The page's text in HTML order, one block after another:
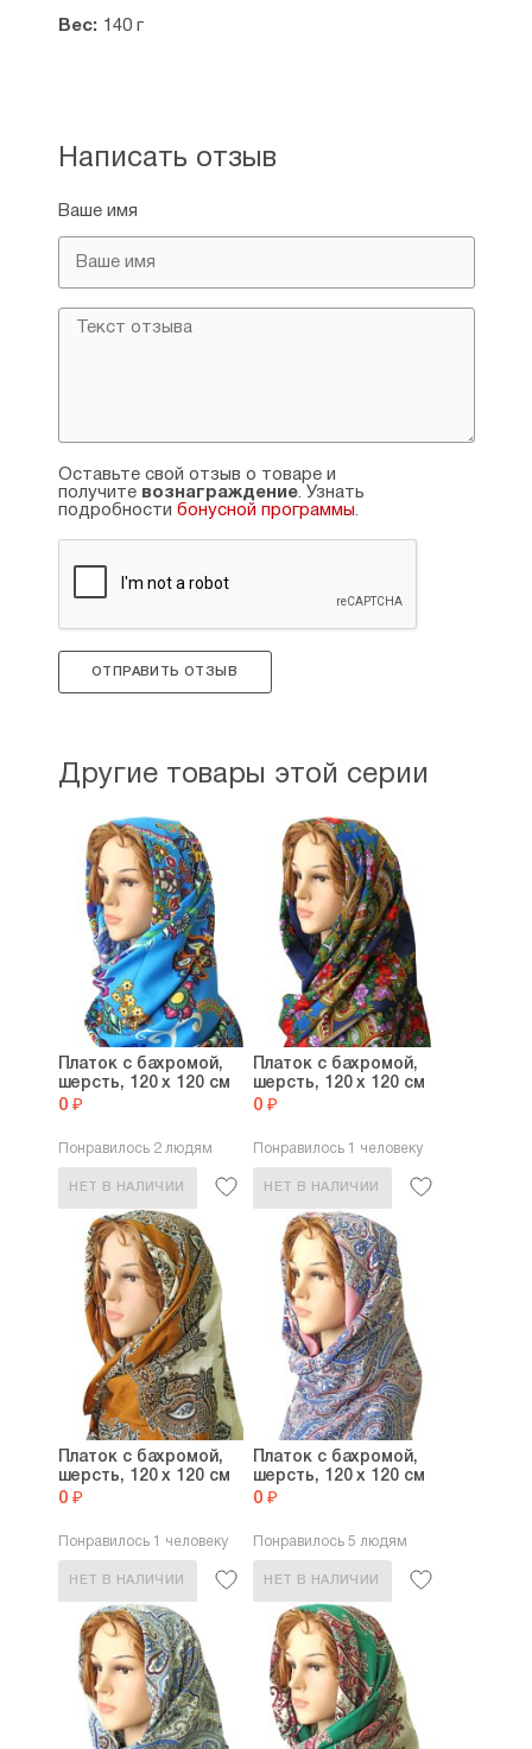
Вес: 140 г
Написать отзыв
Ваше имя
Оставьте свой отзыв о товаре и
получите вознаграждение. Узнать
подробности бонусной программы.
ОТПРАВИТЬ ОТЗЫВ
Другие товары этой серии
Платок с бахромой,
шерсть, 120 х 120 см
0 ₽
Понравилось 2 людям
НЕТ В НАЛИЧИИ
Платок с бахромой,
шерсть, 120 х 120 см
0 ₽
Понравилось 1 человеку
НЕТ В НАЛИЧИИ
Платок с бахромой,
шерсть, 120 х 120 см
0 ₽
Понравилось 1 человеку
НЕТ В НАЛИЧИИ
Платок с бахромой,
шерсть, 120 х 120 см
0 ₽
Понравилось 5 людям
НЕТ В НАЛИЧИИ